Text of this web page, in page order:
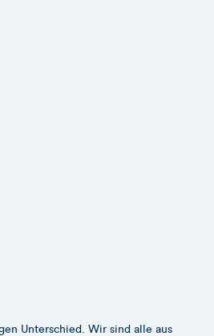
Unterschied. Wir sind alle aus